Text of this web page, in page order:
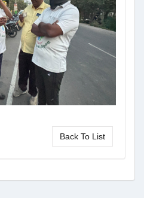
Back To List